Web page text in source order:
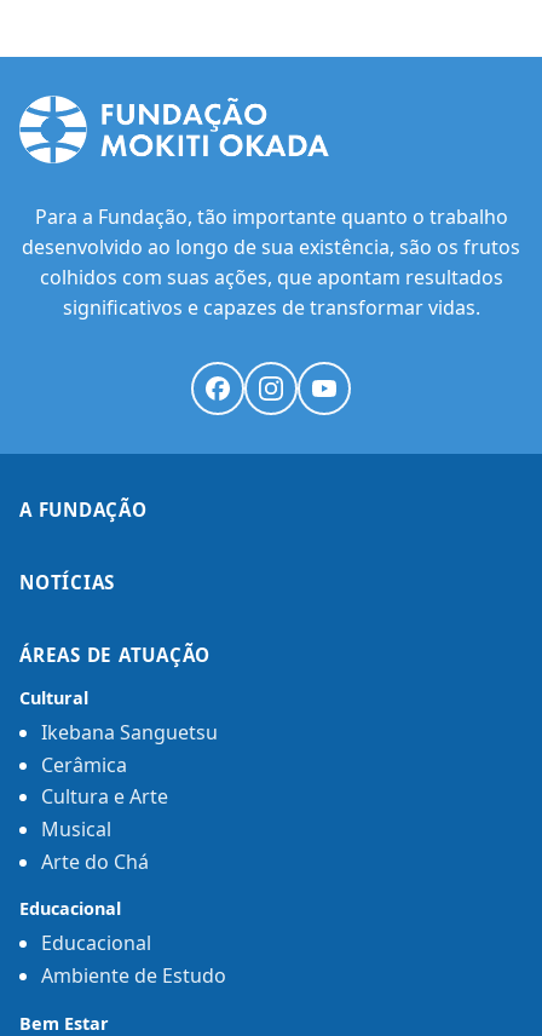
Para a Fundação, tão importante quanto o trabalho
desenvolvido ao longo de sua existência, são os frutos
colhidos com suas ações, que apontam resultados
significativos e capazes de transformar vidas.
A FUNDAÇÃO
NOTÍCIAS
ÁREAS DE ATUAÇÃO
Cultural
Ikebana Sanguetsu
Cerâmica
Cultura e Arte
Musical
Arte do Chá
Educacional
Educacional
Ambiente de Estudo
Bem Estar